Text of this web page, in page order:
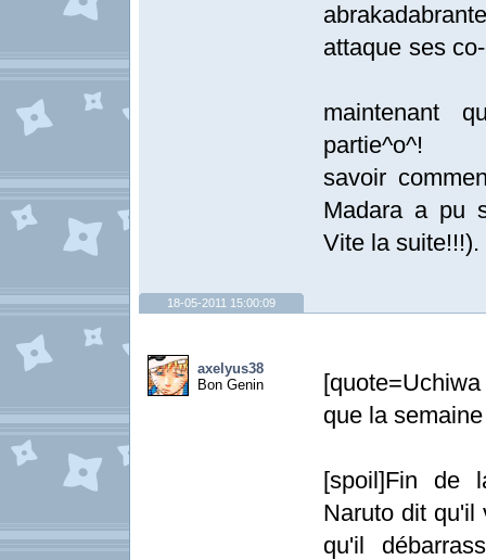
attaque ses
maintenant
savoir
Madara a pu
Vite la suite!!!).
18-05-2011 15:00:09
axelyus38
Bon Genin
que la
[spoil]Fin de
Naruto dit qu'il
qu'il